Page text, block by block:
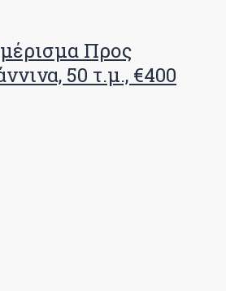
Προς
50 τ.μ., €400